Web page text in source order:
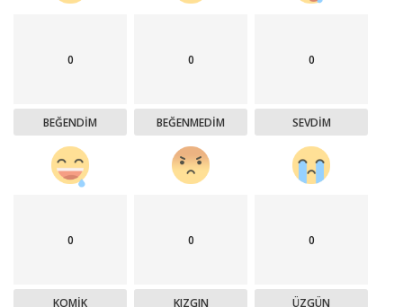
0
BEĞENDIM
0
BEĞENMEDIM
0
SEVDIM
0
KOMIK
0
KIZGIN
0
ÜZGÜN